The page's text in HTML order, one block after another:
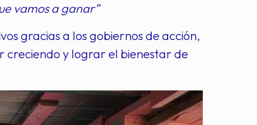
vamos a ganar”
gracias a los gobiernos de acción,
creciendo y lograr el bienestar de